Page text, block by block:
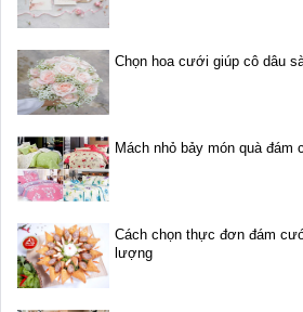
Chọn hoa cưới giúp cô dâu
Mách nhỏ bảy món quà
Cách chọn thực đơn đám
lượng